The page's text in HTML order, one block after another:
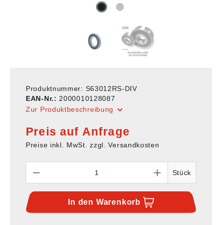
Produktnummer: S63012RS-DIV
EAN-Nr.: 2000010128087
Zur Produktbeschreibung
Preis auf Anfrage
Preise inkl. MwSt. zzgl. Versandkosten
Stück
In den Warenkorb